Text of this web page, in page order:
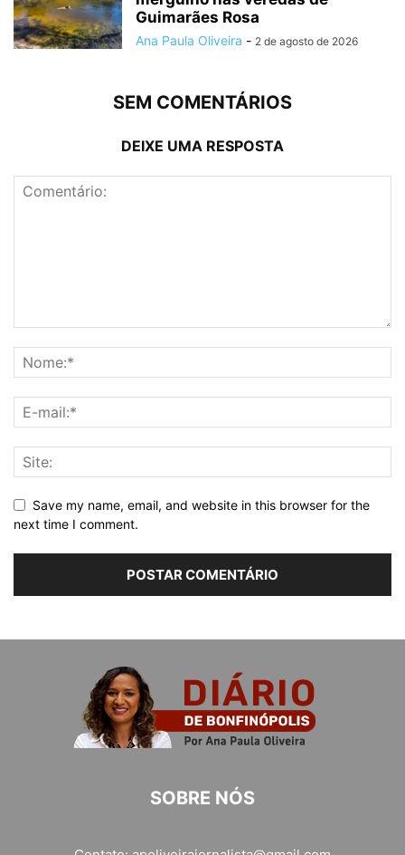
Guimarães Rosa
Ana Paula Oliveira - 2 de agosto de 2026
SEM COMENTÁRIOS
DEIXE UMA RESPOSTA
Save my name, email, and website in this browser for the
next time I comment.
SOBRE NÓS